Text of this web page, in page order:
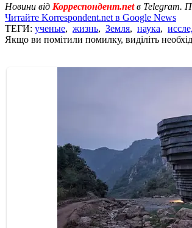
Новини від Корреспондент.netв Telegram.
Читайте Korrespondent.net в Google News
ТЕГИ: ученые, жизнь, Земля, наука,
Якщо ви помітили помилку, виділіть